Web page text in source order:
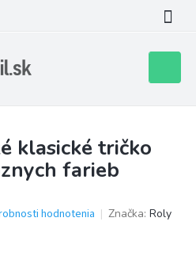
košík
klasické tričko
farieb
hodnotenia Značka: Roly